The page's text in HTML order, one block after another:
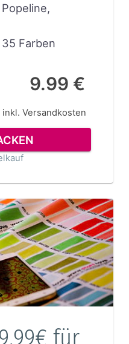
Farben
9.99 €
inkl. Versandkosten
für